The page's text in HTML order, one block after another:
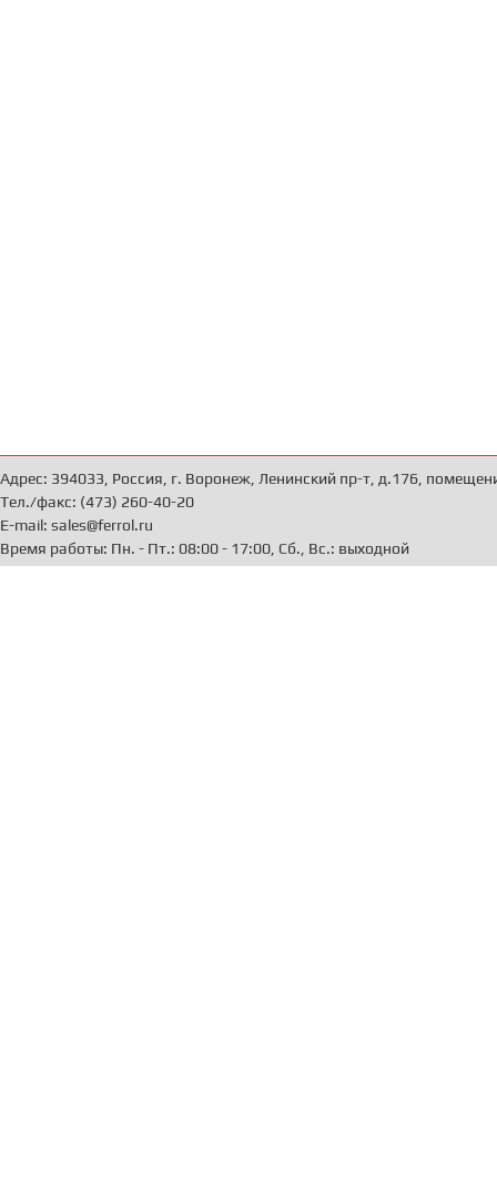
Адрес: 394033, Россия, г. Воронеж, Ленинский пр-т, д.176,
Тел./факс: (473) 260-40-20
E-mail: sales@ferrol.ru
Время работы: Пн. - Пт.: 08:00 - 17:00, Сб., Вс.: выходной